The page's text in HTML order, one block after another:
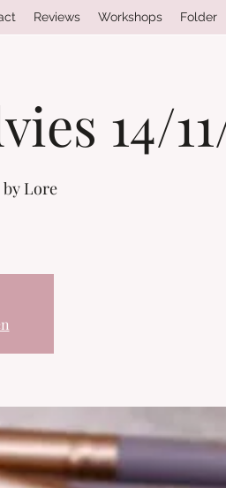
Reviews Workshops Folder
14/
by Lore